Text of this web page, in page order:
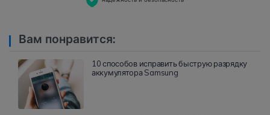
Вам понравится:
10 способов исправить быструю разрядку
аккумулятора Samsung